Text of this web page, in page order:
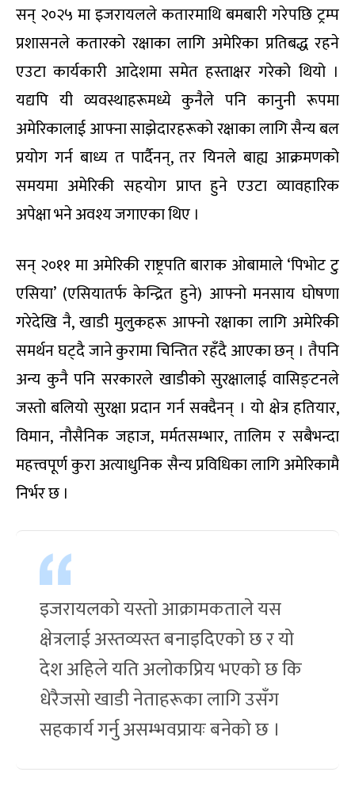
सन् २०२५ मा इजरायलले कतारमाथि बमबारी गरेपछि ट्रम्प
प्रशासनले कतारको रक्षाका लागि अमेरिका प्रतिबद्ध रहने
एउटा कार्यकारी आदेशमा समेत हस्ताक्षर गरेको थियो ।
यद्यपि यी व्यवस्थाहरूमध्ये कुनैले पनि कानुनी रूपमा
अमेरिकालाई आफ्ना साझेदारहरूको रक्षाका लागि सैन्य बल
प्रयोग गर्न बाध्य त पार्दैनन्, तर यिनले बाह्य आक्रमणको
समयमा अमेरिकी सहयोग प्राप्त हुने एउटा व्यावहारिक
अपेक्षा भने अवश्य जगाएका थिए ।
सन् २०११ मा अमेरिकी राष्ट्रपति बाराक ओबामाले ‘पिभोट टु
एसिया’ (एसियातर्फ केन्द्रित हुने) आफ्नो मनसाय घोषणा
गरेदेखि नै, खाडी मुलुकहरू आफ्नो रक्षाका लागि अमेरिकी
समर्थन घट्दै जाने कुरामा चिन्तित रहँदै आएका छन् । तैपनि
अन्य कुनै पनि सरकारले खाडीको सुरक्षालाई वासिङ्टनले
जस्तो बलियो सुरक्षा प्रदान गर्न सक्दैनन् । यो क्षेत्र हतियार,
विमान, नौसैनिक जहाज, मर्मतसम्भार, तालिम र सबैभन्दा
महत्त्वपूर्ण कुरा अत्याधुनिक सैन्य प्रविधिका लागि अमेरिकामै
निर्भर छ ।
इजरायलको यस्तो आक्रामकताले यस
क्षेत्रलाई अस्तव्यस्त बनाइदिएको छ र यो
देश अहिले यति अलोकप्रिय भएको छ कि
धेरैजसो खाडी नेताहरूका लागि उसँग
सहकार्य गर्नु असम्भवप्रायः बनेको छ ।